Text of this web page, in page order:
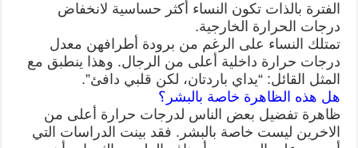
الفترة بالذات تكون النساء أكثر حساسية لانخفاض
درجات الحرارة الخارجية.
تمتلك النساء على الرغم من برودة أطرافهن معدل
درجات حرارة داخلية أعلى من الرجال. وهذا ينطبق مع
المثل القائل: “يداي باردتان، لكن قلبي دافئ”.
هل هذه الظاهرة خاصة بالبشر؟
ظاهرة تفضيل بعض الناس لدرجات حرارة أعلى من
الاخرين ليست خاصة بالبشر. فقد بينت الدراسات التي